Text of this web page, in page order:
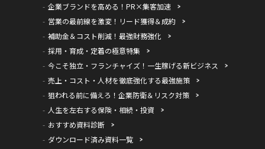
企業ブランドを高める！PR×集客加速
営業の最前線を激変！リード獲得＆成約
補助金＆コスト削減！最強財務強化
採用・育成・定着の極意特集
今こそ独立・フランチャイズ！一生稼げる新ビジネス
売上・コスト・人材を徹底強化する最強施策
狙われる前に備えろ！企業防衛＆リスク対策
人生を左右する保険・相続・投資
おすすめ資料診断
ダウンロード済み資料一覧